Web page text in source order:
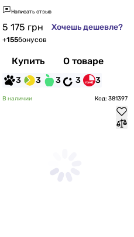
Написать отзыв
5 175 грн Хочешь дешевле?
+155бонусов
Купить О товаре
3 3 3 3 3
В наличии Код: 381397